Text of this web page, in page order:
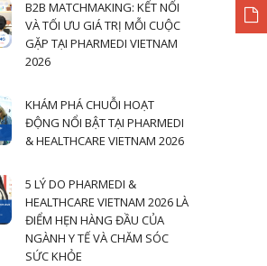
B2B MATCHMAKING: KẾT NỐI
VÀ TỐI ƯU GIÁ TRỊ MỖI CUỘC
GẶP TẠI PHARMEDI VIETNAM
2026
KHÁM PHÁ CHUỖI HOẠT
ĐỘNG NỔI BẬT TẠI PHARMEDI
& HEALTHCARE VIETNAM 2026
5 LÝ DO PHARMEDI &
HEALTHCARE VIETNAM 2026 LÀ
ĐIỂM HẸN HÀNG ĐẦU CỦA
NGÀNH Y TẾ VÀ CHĂM SÓC
SỨC KHỎE